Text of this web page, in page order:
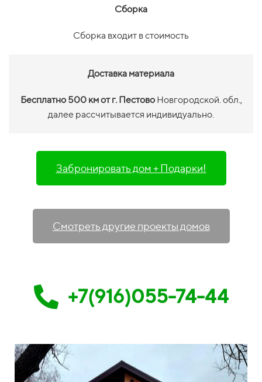
Сборка
Сборка входит в стоимость
Доставка материала
Бесплатно 500 км от г. ПестовоНовгородской. обл.,
далее рассчитывается индивидуально.
Забронировать дом + Подарки!
Смотреть другие проекты домов
+7(916)055-74-44